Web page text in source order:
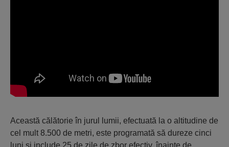
Această călătorie în jurul lumii, efectuată la o altitudine de
cel mult 8.500 de metri, este programată să dureze cinci
luni şi include 25 de zile de zbor efectiv, înainte de